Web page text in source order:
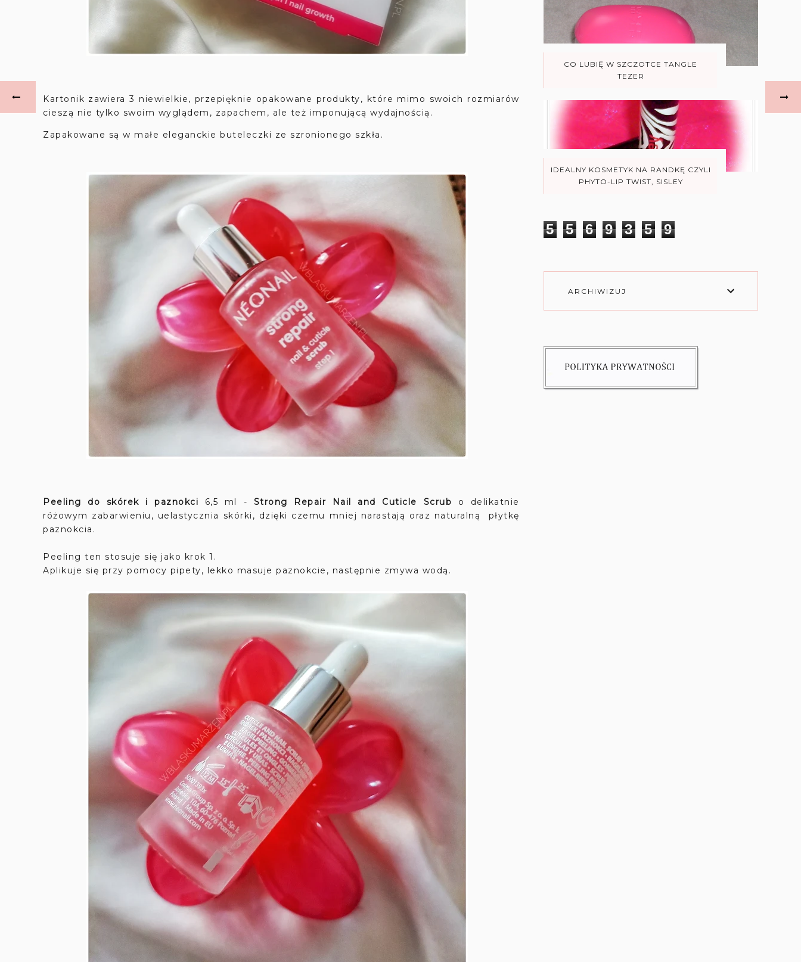
Kartonik zawiera 3 niewielkie, przepięknie opakowane produkty, które mimo swoich rozmiarów
cieszą nie tylko swoim wyglądem, zapachem, ale też imponującą wydajnością.
Zapakowane są w małe eleganckie buteleczki ze szronionego szkła.
Peeling do skórek i paznokci 6,5 ml - Strong Repair Nail and Cuticle Scrub o delikatnie
różowym zabarwieniu, uelastycznia skórki, dzięki czemu mniej narastają oraz naturalną płytkę
paznokcia.
Peeling ten stosuje się jako krok 1.
Aplikuje się przy pomocy pipety, lekko masuje paznokcie, następnie zmywa wodą.
CO LUBIĘ W SZCZOTCE TANGLE
TEZER
IDEALNY KOSMETYK NA RANDKĘ CZYLI
PHYTO-LIP TWIST, SISLEY
5 5 6 9 3 5 9
ARCHIWIZUJ